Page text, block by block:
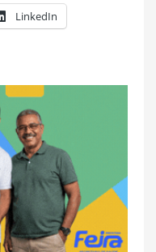
LinkedIn